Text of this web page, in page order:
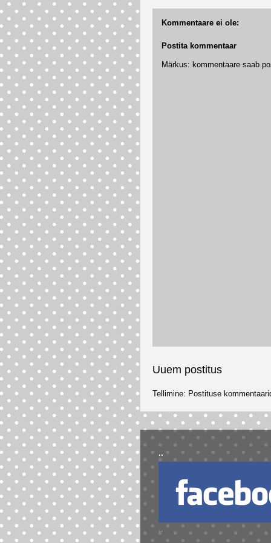
Kommentaare ei ole:
Postita kommentaar
Märkus: kommentaare saab
Uuem postitus
Tellimine: Postituse
..